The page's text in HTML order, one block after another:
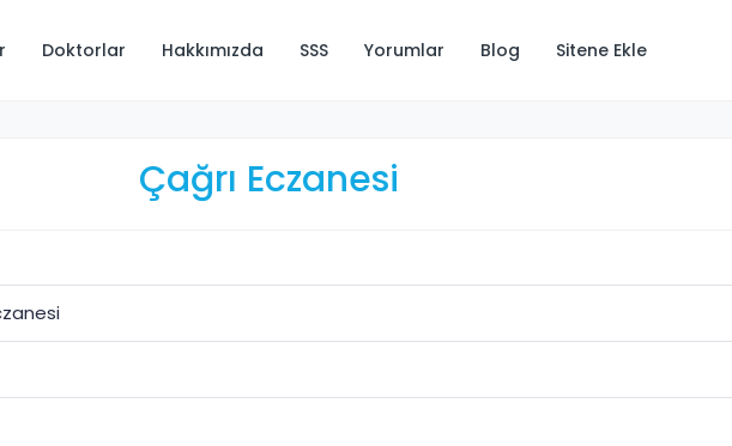
Doktorlar Hakkımızda SSS Yorumlar Blog Sitene Ekle
Çağrı Eczanesi